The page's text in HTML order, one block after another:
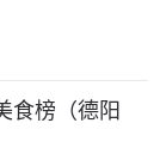
食榜（德阳